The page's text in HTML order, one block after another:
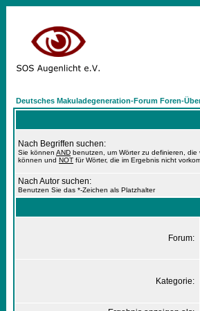
Deutsches Makuladegeneration-Forum Foren-
Nach Begriffen suchen:
Sie können AND benutzen, um Wörter zu definieren, die
können und NOT für Wörter, die im Ergebnis nicht
Nach Autor suchen:
Benutzen Sie das *-Zeichen als Platzhalter
Forum:
Kategorie: